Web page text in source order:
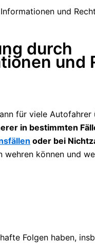
und
durch
und
für viele Autofahrer
in bestimmten
oder bei
können und
Folgen haben,